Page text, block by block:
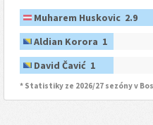
Muharem Huskovic 2.9
Aldian Korora 1
David Čavić 1
* Statistiky ze 2026/27 sezóny v